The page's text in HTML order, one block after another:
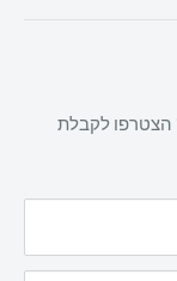
הצטרפו לקבלת